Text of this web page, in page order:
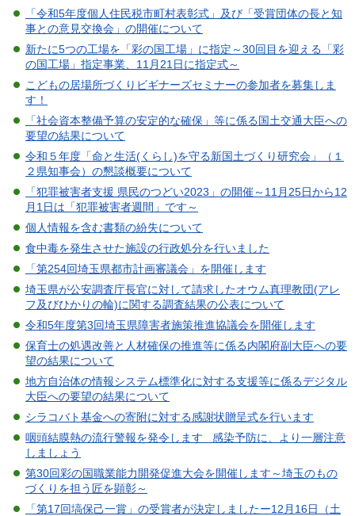
「令和5年度個人住民税市町村表彰式」及び「受賞団体の長と知
事との意見交換会」の開催について
新たに5つの工場を「彩の国工場」に指定～30回目を迎える「彩
の国工場」指定事業、11月21日に指定式～
こどもの居場所づくりビギナーズセミナーの参加者を募集しま
す！
「社会資本整備予算の安定的な確保」等に係る国土交通大臣への
要望の結果について
令和５年度「命と生活(くらし)を守る新国土づくり研究会」（１
２県知事会）の懇談概要について
「犯罪被害者支援 県民のつどい2023」の開催～11月25日から12
月1日は「犯罪被害者週間」です～
個人情報を含む書類の紛失について
食中毒を発生させた施設の行政処分を行いました
「第254回埼玉県都市計画審議会」を開催します
埼玉県が公安調査庁長官に対して請求したオウム真理教団(アレ
フ及びひかりの輪)に関する調査結果の公表について
令和5年度第3回埼玉県障害者施策推進協議会を開催します
保育士の処遇改善と人材確保の推進等に係る内閣府副大臣への要
望の結果について
地方自治体の情報システム標準化に対する支援等に係るデジタル
大臣への要望の結果について
シラコバト基金への寄附に対する感謝状贈呈式を行います
咽頭結膜熱の流行警報を発令します 感染予防に、より一層注意
しましょう
第30回彩の国職業能力開発促進大会を開催します～埼玉のもの
づくりを担う匠を顕彰～
「第17回塙保己一賞」の受賞者が決定しましたー12月16日（土